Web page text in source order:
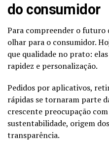
do consumidor
Para compreender o futuro
olhar para o consumidor.
que qualidade no prato:
rapidez e personalização.
Pedidos por aplicativos,
rápidas se tornaram parte
crescente preocupação
sustentabilidade, origem
transparência.